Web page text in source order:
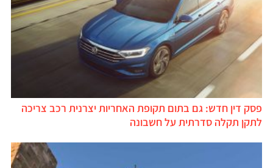
פסק דין חדש: גם בתום תקופת האחריות יצרנית רכב צריכה
לתקן תקלה סדרתית על חשבונה